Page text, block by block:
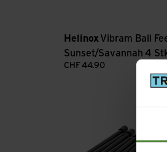
HelinoxVibram Ball
Sunset/Savannah 4
CHF 44.90